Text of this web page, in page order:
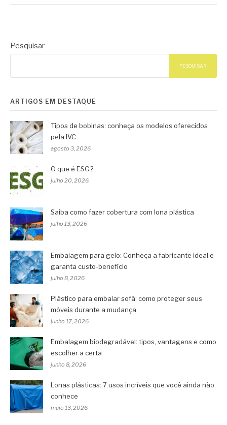
Pesquisar
PESQUISAR
ARTIGOS EM DESTAQUE
Tipos de bobinas: conheça os modelos oferecidos
pela IVC
agosto 3, 2026
O que é ESG?
julho 20, 2026
Saiba como fazer cobertura com lona plástica
julho 13, 2026
Embalagem para gelo: Conheça a fabricante ideal e
garanta custo-benefício
julho 8, 2026
Plástico para embalar sofá: como proteger seus
móveis durante a mudança
junho 17, 2026
Embalagem biodegradável: tipos, vantagens e como
escolher a certa
junho 8, 2026
Lonas plásticas: 7 usos incríveis que você ainda não
conhece
maio 13, 2026